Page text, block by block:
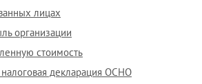
лицах
организации
стоимость
декларация ОСНО